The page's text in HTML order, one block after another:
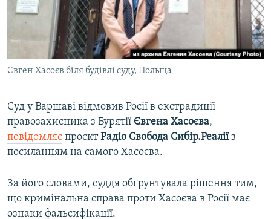
ВІДЕОУРОКИ «ELIFBE»
СВІДЧЕННЯ ОКУПАЦІЇ
УКРАЇНСЬКА ПРОБЛЕМА КРИМУ
ІНФОГРАФІКА
Русский
Qırımtatar
ДОЛУЧАЙСЯ!
Усі сайти RFE/RL
Євген Хасоєв біля будівлі суду, Польща
Суд у Варшаві відмовив Росії в екстрадиції
правозахисника з Бурятії Євгена Хасоєва,
повідомляє проєктРадіо Свобода Сибір.Реаліїз
посиланням на самого Хасоєва.
За його словами, суддя обґрунтувала рішення тим,
що кримінальна справа проти Хасоєва в Росії має
ознаки фальсифікації.